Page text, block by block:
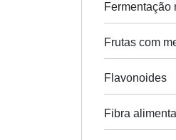
Fermentação
Frutas com
Flavonoides
Fibra